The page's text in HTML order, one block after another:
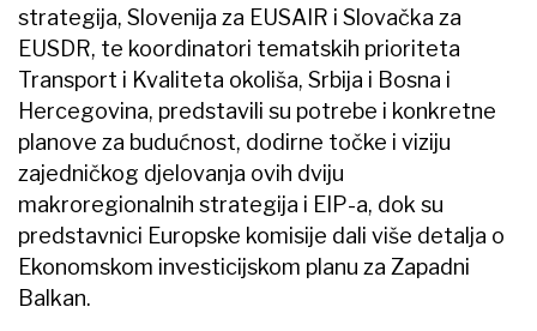
strategija, Slovenija za EUSAIR i Slovačka za
EUSDR, te koordinatori tematskih prioriteta
Transport i Kvaliteta okoliša, Srbija i Bosna i
Hercegovina, predstavili su potrebe i konkretne
planove za budućnost, dodirne točke i viziju
zajedničkog djelovanja ovih dviju
makroregionalnih strategija i EIP-a, dok su
predstavnici Europske komisije dali više detalja o
Ekonomskom investicijskom planu za Zapadni
Balkan.